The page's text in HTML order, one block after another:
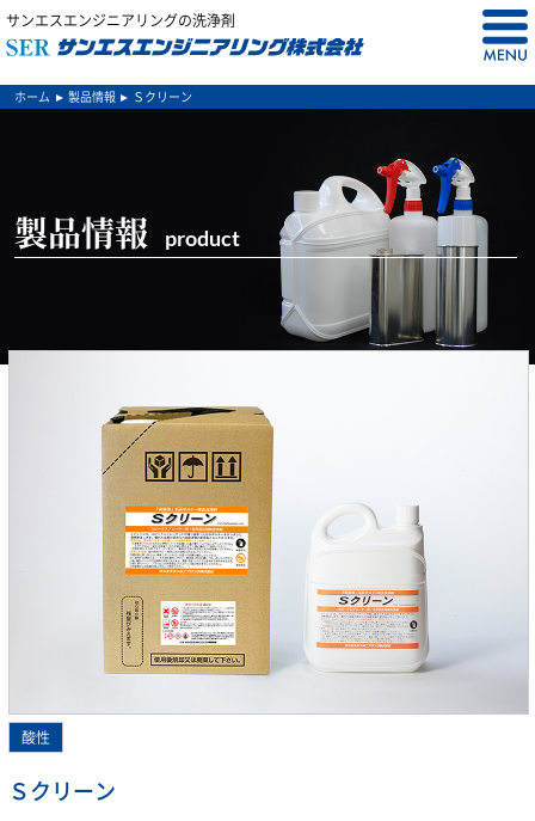
サンエスエンジニアリングの洗浄剤
ホーム 製品情報 Ｓクリーン
製品情報 product
Ｓクリーン